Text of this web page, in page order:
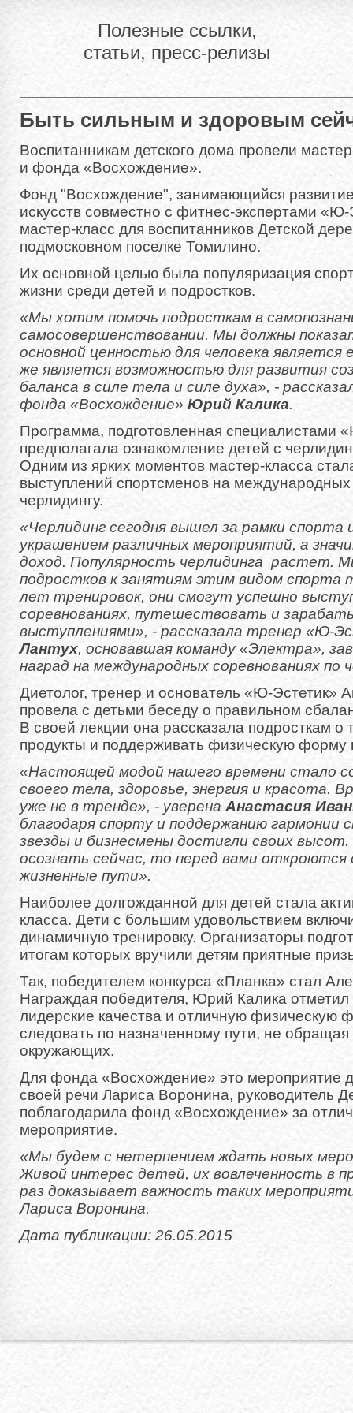
Полезные ссылки,
статьи, пресс-релизы
Быть сильным и здоровым
Воспитанникам детского дома провели
и фонда «Восхождение».
Фонд "Восхождение", занимающийся
искусств совместно с фитнес-экспертами «Ю-
мастер-класс для воспитанников Детской
подмосковном поселке Томилино.
Их основной целью была популяризация
жизни среди детей и подростков.
«Мы хотим помочь подросткам в
самосовершенствовании. Мы должны
основной ценностью для человека является
же является возможностью для развития
баланса в силе тела и силе духа», -
фонда «Восхождение» Юрий Калика.
Программа, подготовленная специалистами
предполагала ознакомление детей с
Одним из ярких моментов мастер-класса
выступлений спортсменов на
черлидингу.
«Черлидинг сегодня вышел за рамки
украшением различных мероприятий, а
доход. Популярность черлидинга растет.
подростков к занятиям этим видом спорта
лет тренировок, они смогут успешно
соревнованиях, путешествовать и
выступлениями», - рассказала тренер «Ю-
Лантух, основавшая команду «Электра»,
наград на международных соревнованиях по
Диетолог, тренер и основатель «Ю-Эстетик»
провела с детьми беседу о правильном
В своей лекции она рассказала подросткам о
продукты и поддерживать физическую форму
«Настоящей модой нашего времени стало
своего тела, здоровье, энергия и красота.
уже не в тренде», - уверена Анастасия
благодаря спорту и поддержанию гармонии
звезды и бизнесмены достигли своих
осознать сейчас, то перед вами
жизненные пути».
Наиболее долгожданной для детей стала
класса. Дети с большим удовольствием
динамичную тренировку. Организаторы
итогам которых вручили детям приятные
Так, победителем конкурса «Планка» стал
Награждая победителя, Юрий Калика
лидерские качества и отличную физическую
следовать по назначенному пути, не
окружающих.
Для фонда «Восхождение» это мероприятие
своей речи Лариса Воронина, руководитель
поблагодарила фонд «Восхождение» за
мероприятие.
«Мы будем с нетерпением ждать новых
Живой интерес детей, их вовлеченность в
раз доказывает важность таких
Лариса Воронина.
Дата публикации: 26.05.2015